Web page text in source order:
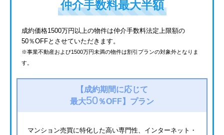
京成金町線
仲介手数料最大半額
成約価格1500万円以上の物件は仲介手数料法定上限額の
50％OFFとさせていただきます。
※事業不動産および1500万円未満の物件は割引プランの対象外となりま
す。
【成約期間に応じて
最大50％OFF】 プラン
マンション売買に特化した高い専門性、インターネット・